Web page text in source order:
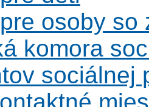
osoby
komora
sociálnej